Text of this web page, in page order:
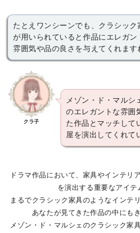
たとえワンシーンでも、クラシック
が用いられていると作品にエレガン
雰囲気や品の良さを与えてくれます
クラ子
メゾン・ド・マルシ
のエレガントな雰囲
た作品とマッチして
屋を演出してくれて
ドラマ作品において、家具やインテリ
を演出する重要なアイテ
まるでクラシック家具のようなインテ
あなたが見てきた作品の中にも
メゾン・ド・マルシェのクラシック家